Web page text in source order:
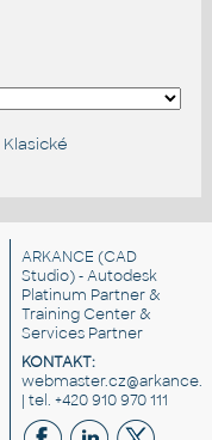
Klasické
ARKANCE (CAD
Studio) - Autodesk
Platinum Partner &
Training Center &
Services Partner
KONTAKT:
| tel. +420 910 970 111